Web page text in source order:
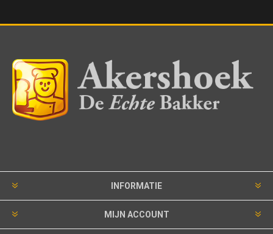
INFORMATIE
MIJN ACCOUNT